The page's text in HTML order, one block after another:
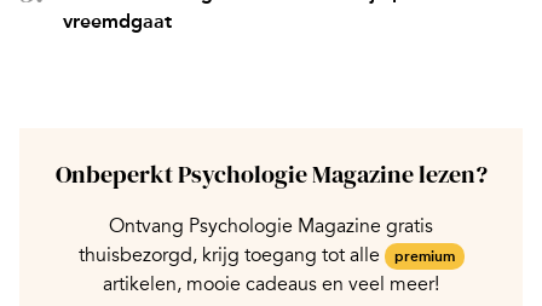
vreemdgaat
Onbeperkt Psychologie Magazine lezen?
Ontvang Psychologie Magazine gratis
thuisbezorgd, krijg toegang tot alle
premium
artikelen, mooie cadeaus en veel meer!